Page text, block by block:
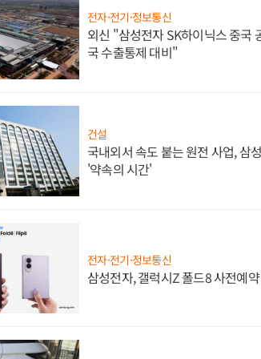
전자·전기·정보통신
외신 "삼성전자 SK하이닉스 중국
국 수출통제 대비"
건설
국내외서 속도 붙는 원전 사업, 삼
'약속의 시간'
전자·전기·정보통신
삼성전자, 갤럭시Z 폴드8 사전예